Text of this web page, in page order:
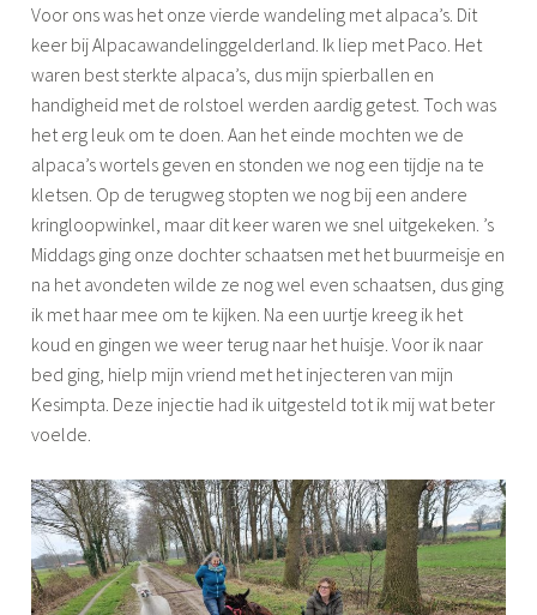
Voor ons was het onze vierde wandeling met alpaca’s. Dit
keer bij Alpacawandelinggelderland. Ik liep met Paco. Het
waren best sterkte alpaca’s, dus mijn spierballen en
handigheid met de rolstoel werden aardig getest. Toch was
het erg leuk om te doen. Aan het einde mochten we de
alpaca’s wortels geven en stonden we nog een tijdje na te
kletsen. Op de terugweg stopten we nog bij een andere
kringloopwinkel, maar dit keer waren we snel uitgekeken. ’s
Middags ging onze dochter schaatsen met het buurmeisje en
na het avondeten wilde ze nog wel even schaatsen, dus ging
ik met haar mee om te kijken. Na een uurtje kreeg ik het
koud en gingen we weer terug naar het huisje. Voor ik naar
bed ging, hielp mijn vriend met het injecteren van mijn
Kesimpta. Deze injectie had ik uitgesteld tot ik mij wat beter
voelde.